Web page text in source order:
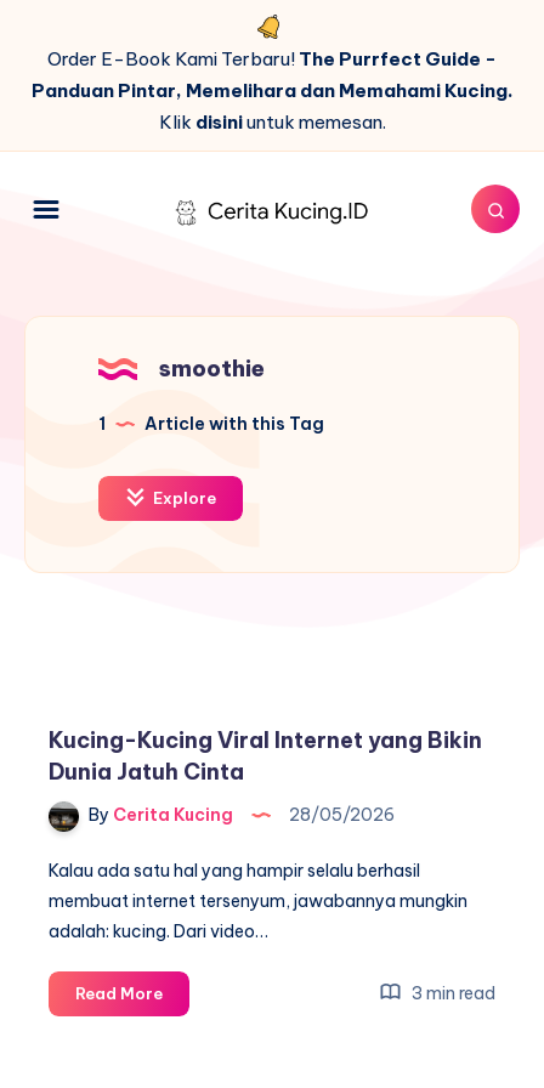
Order E-Book Kami Terbaru! The Purrfect Guide -
Panduan Pintar, Memelihara dan Memahami Kucing.
Klik disiniuntuk memesan.
smoothie
1 Article with this Tag
Explore
Kucing-Kucing Viral Internet yang Bikin
Dunia Jatuh Cinta
By Cerita Kucing 28/05/2026
Kalau ada satu hal yang hampir selalu berhasil
membuat internet tersenyum, jawabannya mungkin
adalah: kucing. Dari video…
Read MoreKucing-
Kucing
3 min read